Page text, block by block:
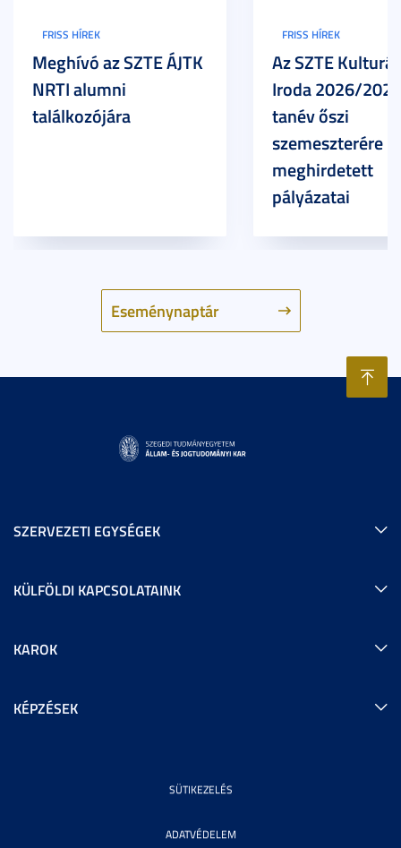
Eseménynaptár
FRISS HÍREK
Meghívó az SZTE ÁJTK
NRTI alumni
találkozójára
FRISS HÍREK
Az SZTE
Iroda 2026/
tanév őszi
szemeszterére
meghirdetett
pályázatai
SZERVEZETI EGYSÉGEK
KÜLFÖLDI KAPCSOLATAINK
KAROK
KÉPZÉSEK
SÜTIKEZELÉS
ADATVÉDELEM